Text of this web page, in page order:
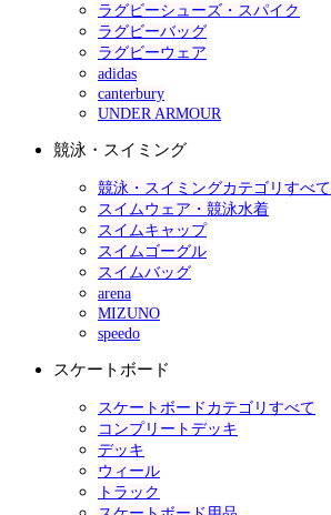
ラグビーシューズ・スパイク
ラグビーバッグ
ラグビーウェア
adidas
canterbury
UNDER ARMOUR
競泳・スイミング
競泳・スイミングカテゴリすべて
スイムウェア・競泳水着
スイムキャップ
スイムゴーグル
スイムバッグ
arena
MIZUNO
speedo
スケートボード
スケートボードカテゴリすべて
コンプリートデッキ
デッキ
ウィール
トラック